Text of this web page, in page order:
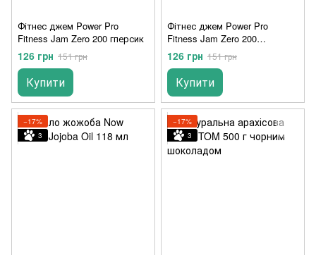
Фітнес джем Power Pro
Fitness Jam Zero 200 гперсик
126 грн 151 грн
Купити
Фітнес джем Power Pro
Fitness Jam Zero 200
гСоковита апельсин
126 грн 151 грн
Купити
−17%
3
−17%
3